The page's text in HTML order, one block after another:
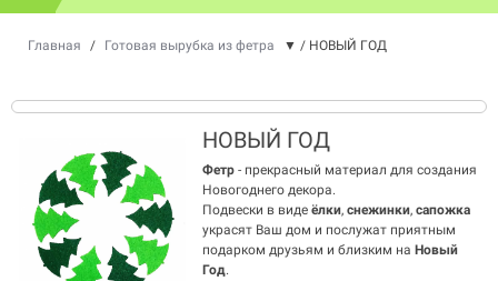
Главная / Готовая вырубка из фетра ▼ / НОВЫЙ ГОД
НОВЫЙ ГОД
Фетр - прекрасный материал для создания
Новогоднего декора.
Подвески в виде ёлки, снежинки, сапожка
украсят Ваш дом и послужат приятным
подарком друзьям и близким на Новый
Год.